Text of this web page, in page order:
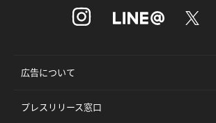
広告について
プレスリリース窓口